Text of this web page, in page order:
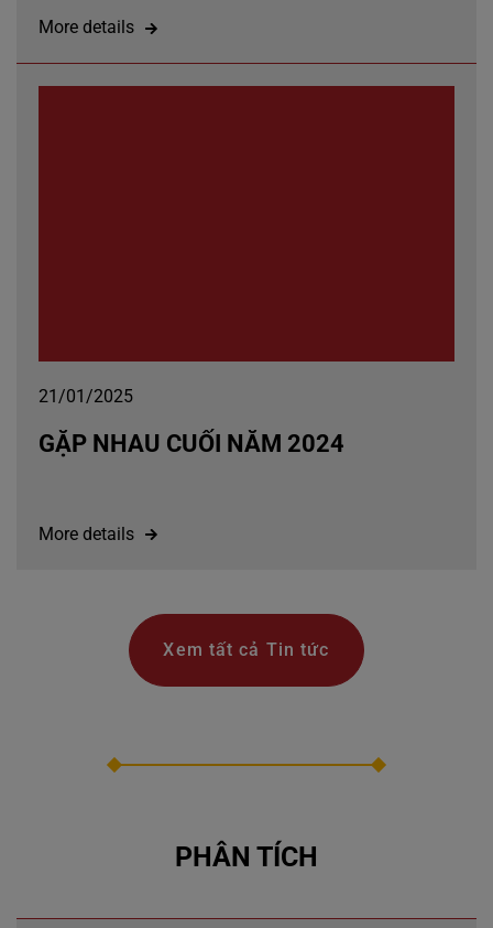
More details
21/01/2025
GẶP NHAU CUỐI NĂM 2024
More details
Xem tất cả Tin tức
PHÂN TÍCH